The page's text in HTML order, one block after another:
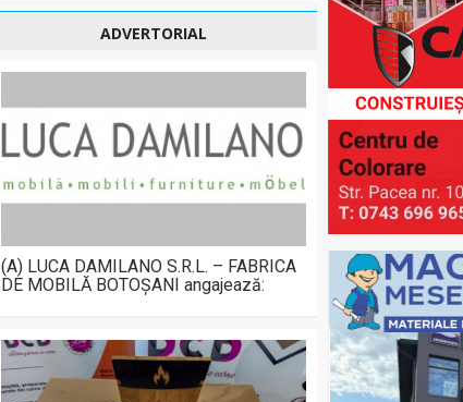
ADVERTORIAL
(A) LUCA DAMILANO S.R.L. – FABRICA
DE MOBILĂ BOTOȘANI angajează: